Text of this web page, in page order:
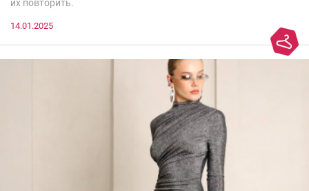
их повторить.
14.01.2025